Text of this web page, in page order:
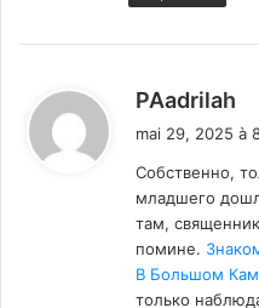
PAadrilah
:
mai 29, 2025 à
Собственно,
младшего
там,
помине.
В Большом
только